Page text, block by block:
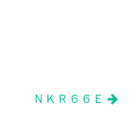
ＮＫＲ６６Ｅ